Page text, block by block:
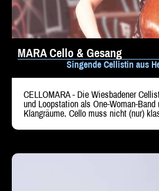
Impressum
MARA Cello & Gesang
Singende Cellistin aus
CELLOMARA - Die Wiesbadener
und Loopstation als One-Woman-
Klangräume. Cello muss nicht (nur)